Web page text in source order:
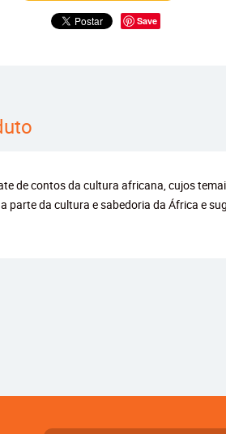
Save
de contos da cultura africana, cujos
parte da cultura e sabedoria da África e